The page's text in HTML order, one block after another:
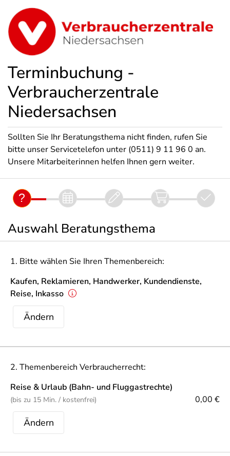
Terminbuchung -
Verbraucherzentrale
Niedersachsen
Sollten Sie Ihr Beratungsthema nicht finden, rufen Sie
bitte unser Servicetelefon unter (0511) 9 11 96 0 an.
Unsere Mitarbeiterinnen helfen Ihnen gern weiter.
Auswahl Beratungsthema
1. Bitte wählen Sie Ihren Themenbereich:
Kaufen, Reklamieren, Handwerker, Kundendienste,
Reise, Inkasso
Ändern
2. Themenbereich Verbraucherrecht:
Reise & Urlaub (Bahn- und Fluggastrechte)
(bis zu 15 Min. / kostenfrei) 0,00 €
Ändern